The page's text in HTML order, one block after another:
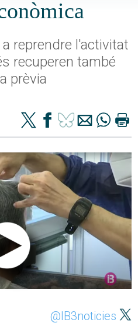
reprendre l'activitat
recuperen també
prèvia
@IB3noticies